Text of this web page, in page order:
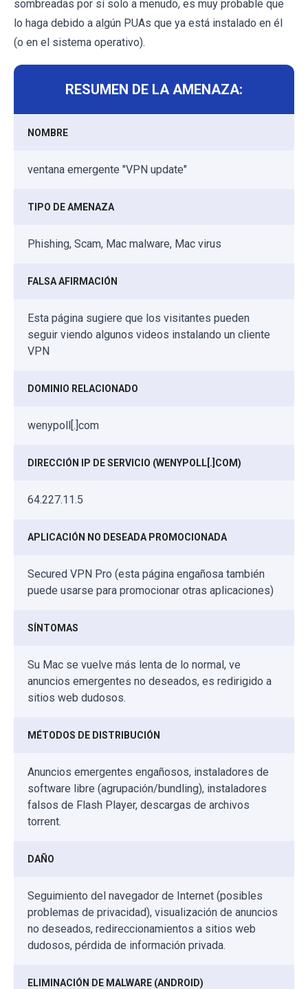
sombreadas por sí solo a menudo, es muy probable que
lo haga debido a algún PUAs que ya está instalado en él
(o en el sistema operativo).
RESUMEN DE LA AMENAZA:
NOMBRE
ventana emergente "VPN update"
TIPO DE AMENAZA
Phishing, Scam, Mac malware, Mac virus
FALSA AFIRMACIÓN
Esta página sugiere que los visitantes pueden
seguir viendo algunos videos instalando un cliente
VPN
DOMINIO RELACIONADO
wenypoll[.]com
DIRECCIÓN IP DE SERVICIO (WENYPOLL[.]COM)
64.227.11.5
APLICACIÓN NO DESEADA PROMOCIONADA
Secured VPN Pro (esta página engañosa también
puede usarse para promocionar otras aplicaciones)
SÍNTOMAS
Su Mac se vuelve más lenta de lo normal, ve
anuncios emergentes no deseados, es redirigido a
sitios web dudosos.
MÉTODOS DE DISTRIBUCIÓN
Anuncios emergentes engañosos, instaladores de
software libre (agrupación/bundling), instaladores
falsos de Flash Player, descargas de archivos
torrent.
DAÑO
Seguimiento del navegador de Internet (posibles
problemas de privacidad), visualización de anuncios
no deseados, redireccionamientos a sitios web
dudosos, pérdida de información privada.
ELIMINACIÓN DE MALWARE (ANDROID)